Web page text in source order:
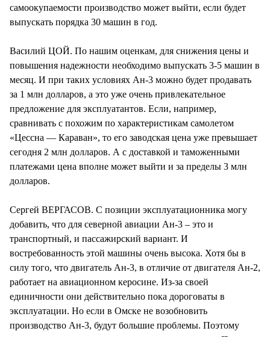
самоокупаемости производство может выйти, если будет
выпускать порядка 30 машин в год.
Василий ЦОЙ. По нашим оценкам, для снижения цены и
повышения надежности необходимо выпускать 3-5 машин в
месяц. И при таких условиях Ан-3 можно будет продавать
за 1 млн долларов, а это уже очень привлекательное
предложение для эксплуатантов. Если, например,
сравнивать с похожим по характеристикам самолетом
«Цессна — Караван», то его заводская цена уже превышает
сегодня 2 млн долларов. А с доставкой и таможенными
платежами цена вполне может выйти и за пределы 3 млн
долларов.
Сергей ВЕРГАСОВ. С позиции эксплуатационника могу
добавить, что для северной авиации Ан-3 – это и
транспортный, и пассажирский вариант. И
востребованность этой машины очень высока. Хотя бы в
силу того, что двигатель Ан-3, в отличие от двигателя Ан-2,
работает на авиационном керосине. Из-за своей
единичности они действительно пока дороговаты в
эксплуатации. Но если в Омске не возобновить
производство Ан-3, будут большие проблемы. Поэтому